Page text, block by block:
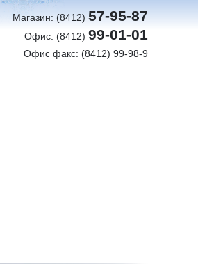
Магазин: (8412) 57-95-87
Офис: (8412) 99-01-01
Офис факс: (8412) 99-98-9